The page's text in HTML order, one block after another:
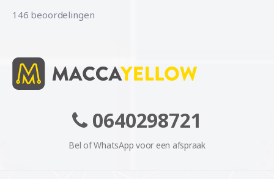
146 beoordelingen
0640298721
Bel of WhatsApp voor een afspraak